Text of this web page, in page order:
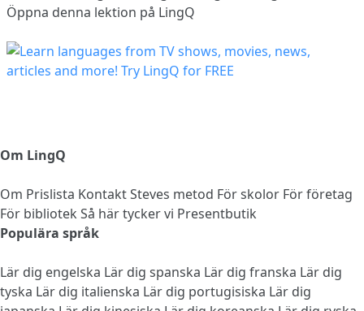
Öppna denna lektion på LingQ
Om LingQ
Om Prislista KontaktSteves metod För skolor För företag
För bibliotek Så här tycker vi Presentbutik
Populära språk
Lär dig engelska Lär dig spanska Lär dig franska Lär dig
tyska Lär dig italienska Lär dig portugisiska Lär dig